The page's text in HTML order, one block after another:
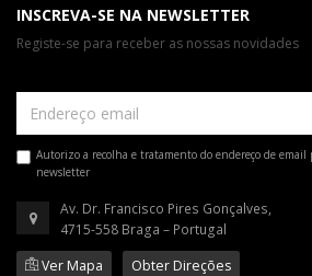
INSCREVA-SE NA NEWSLETTER
Registe-se para receber as nossas novidades
Autorizo a recolha e tratamento do endereço de email
newsletter
Av. Dr. Francisco Pires Gonçalves,
4715-558 Braga – Portugal
Ver Mapa
Obter Direções